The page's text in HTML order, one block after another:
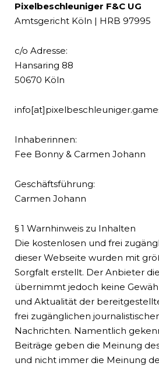
Pixelbeschleuniger F&C UG
Amtsgericht Köln | HRB 97995
c/o Adresse:
Hansaring 88
50670 Köln
Inhaberinnen:
Fee Bonny & Carmen Johann
Geschäftsführung:
Carmen Johann
§ 1 Warnhinweis zu Inhalten
Die kostenlosen und frei
dieser Webseite wurden mit
Sorgfalt erstellt. Der Anbieter
übernimmt jedoch keine
und Aktualität der
frei zugänglichen
Nachrichten. Namentlich
Beiträge geben die Meinung
und nicht immer die Meinung